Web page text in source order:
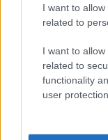
I want to
related to
I want to
related to
functionality
user protection.
lezárnak a
mértékben lebénul
Elromlott a
alapos késések
kimaradás is
Országos